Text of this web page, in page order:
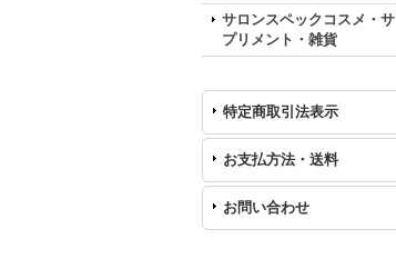
サロンスペックコスメ・サ
プリメント・雑貨
特定商取引法表示
お支払方法・送料
お問い合わせ